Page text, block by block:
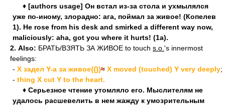
♦ [authors usage] Он встал из-за стола и ухмылялся
уже по-иному, злорадно: ага, поймал за живое! (Копелев
1). He rose from his desk and smirked a different way now,
maliciously: aha, got you where it hurts! (1a).
2. Also: БРАТЬ/ВЗЯТЬ ЗА ЖИВОЕ to touch s.o. 's innermost
feelings:
- X задел Y-а за живое{{}}≈ X moved (touched) Y very deeply;
- thing X cut Y to the heart.
♦ Серьезное чтение утомляло его. Мыслителям не
удалось расшевелить в нем жажду к умозрительным